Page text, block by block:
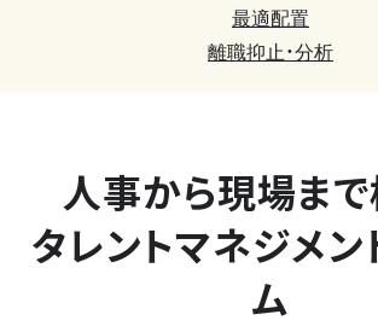
最適配置
離職抑止・分析
人事から現場まで
タレントマネジメン
ム